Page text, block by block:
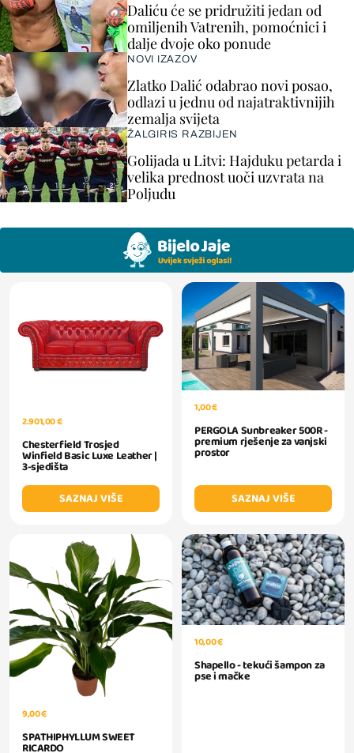
Daliću će se pridružiti jedan od
omiljenih Vatrenih, pomoćnici i
dalje dvoje oko ponude
NOVI IZAZOV
Zlatko Dalić odabrao novi posao,
odlazi u jednu od najatraktivnijih
zemalja svijeta
ŽALGIRIS RAZBIJEN
Golijada u Litvi: Hajduku petarda i
velika prednost uoči uzvrata na
Poljudu
2.901,00 €
Chesterfield Trosjed
Winfield Basic Luxe Leather |
3-sjedišta
SAZNAJ VIŠE
1,00 €
PERGOLA Sunbreaker 500R -
premium rješenje za vanjski
prostor
SAZNAJ VIŠE
9,00 €
SPATHIPHYLLUM SWEET
RICARDO
10,00 €
Shapello - tekući šampon za
pse i mačke